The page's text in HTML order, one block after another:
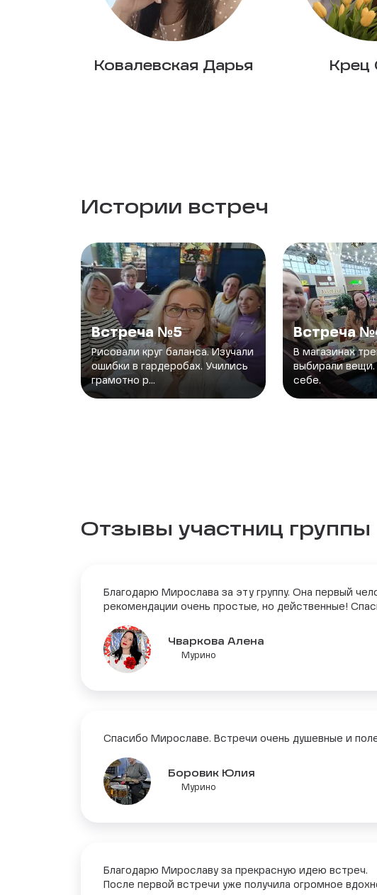
Ковалевская Дарья Крец
Истории встреч
Встреча №5
Рисовали круг баланса. Изучали
ошибки в гардеробах. Учились
грамотно р...
Встреча
В магазинах
выбирали
себе.
Отзывы участниц группы
Благодарю Мирослава за эту группу. Она первый
рекомендации очень простые, но действенные!
Чваркова Алена
Мурино
Спасибо Мирославе. Встречи очень душевные и
Боровик Юлия
Мурино
Благодарю Мирославу за прекрасную идею встреч.
После первой встречи уже получила огромное